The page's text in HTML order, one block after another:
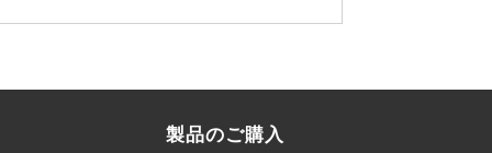
製品のご購入